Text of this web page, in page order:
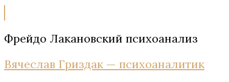
Фрейдо Лакановский психоанализ
Вячеслав Гриздак — психоаналитик